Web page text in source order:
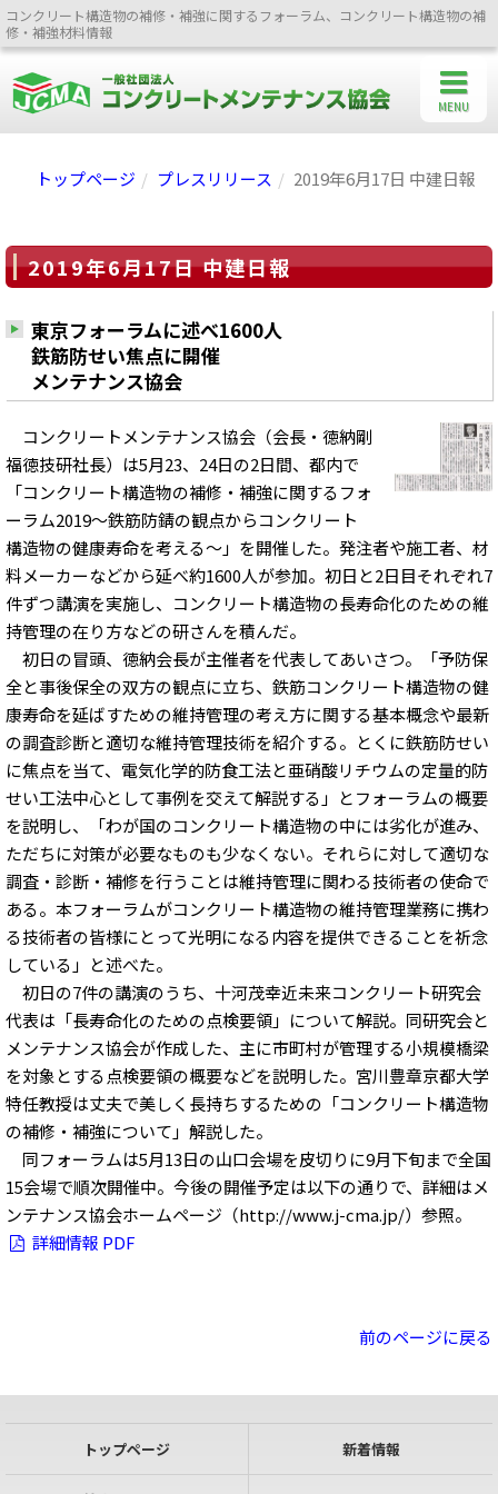
コンクリート構造物の補修・補強に関するフォーラム、コンクリート構造物の補
修・補強材料情報
トップページ プレスリリース 2019年6月17日 中建日報
2019年6月17日 中建日報
東京フォーラムに述べ1600人
鉄筋防せい焦点に開催
メンテナンス協会
コンクリートメンテナンス協会（会長・徳納剛
福徳技研社長）は5月23、24日の2日間、都内で
「コンクリート構造物の補修・補強に関するフォ
ーラム2019～鉄筋防錆の観点からコンクリート
構造物の健康寿命を考える～」を開催した。発注者や施工者、材
料メーカーなどから延べ約1600人が参加。初日と2日目それぞれ7
件ずつ講演を実施し、コンクリート構造物の長寿命化のための維
持管理の在り方などの研さんを積んだ。
初日の冒頭、徳納会長が主催者を代表してあいさつ。「予防保
全と事後保全の双方の観点に立ち、鉄筋コンクリート構造物の健
康寿命を延ばすための維持管理の考え方に関する基本概念や最新
の調査診断と適切な維持管理技術を紹介する。とくに鉄筋防せい
に焦点を当て、電気化学的防食工法と亜硝酸リチウムの定量的防
せい工法中心として事例を交えて解説する」とフォーラムの概要
を説明し、「わが国のコンクリート構造物の中には劣化が進み、
ただちに対策が必要なものも少なくない。それらに対して適切な
調査・診断・補修を行うことは維持管理に関わる技術者の使命で
ある。本フォーラムがコンクリート構造物の維持管理業務に携わ
る技術者の皆様にとって光明になる内容を提供できることを祈念
している」と述べた。
初日の7件の講演のうち、十河茂幸近未来コンクリート研究会
代表は「長寿命化のための点検要領」について解説。同研究会と
メンテナンス協会が作成した、主に市町村が管理する小規模橋梁
を対象とする点検要領の概要などを説明した。宮川豊章京都大学
特任教授は丈夫で美しく長持ちするための「コンクリート構造物
の補修・補強について」解説した。
同フォーラムは5月13日の山口会場を皮切りに9月下旬まで全国
15会場で順次開催中。今後の開催予定は以下の通りで、詳細はメ
ンテナンス協会ホームページ（http://www.j-cma.jp/）参照。
詳細情報 PDF
前のページに戻る
トップページ 新着情報
MENU